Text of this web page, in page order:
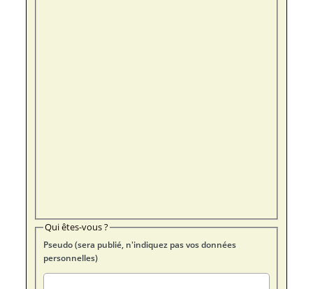
Qui êtes-vous ?
Pseudo (sera publié, n'indiquez pas vos données
personnelles)